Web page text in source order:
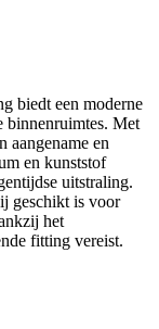
biedt een moderne
binnenruimtes. Met
aangename en
en kunststof
uitstraling.
geschikt is voor
het
fitting vereist.